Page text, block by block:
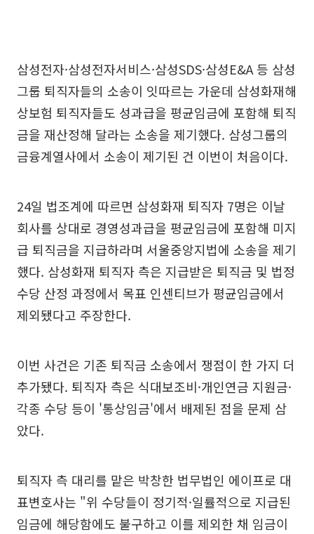
삼성전자·삼성전자서비스·삼성SDS·삼성E&A 등 삼성
그룹 퇴직자들의 소송이 잇따르는 가운데 삼성화재해
상보험 퇴직자들도 성과급을 평균임금에 포함해 퇴직
금을 재산정해 달라는 소송을 제기했다. 삼성그룹의
금융계열사에서 소송이 제기된 건 이번이 처음이다.
24일 법조계에 따르면 삼성화재 퇴직자 7명은 이날
회사를 상대로 경영성과급을 평균임금에 포함해 미지
급 퇴직금을 지급하라며 서울중앙지법에 소송을 제기
했다. 삼성화재 퇴직자 측은 지급받은 퇴직금 및 법정
수당 산정 과정에서 목표 인센티브가 평균임금에서
제외됐다고 주장한다.
이번 사건은 기존 퇴직금 소송에서 쟁점이 한 가지 더
추가됐다. 퇴직자 측은 식대보조비·개인연금 지원금·
각종 수당 등이 '통상임금'에서 배제된 점을 문제 삼
았다.
퇴직자 측 대리를 맡은 박창한 법무법인 에이프로 대
표변호사는 "위 수당들이 정기적·일률적으로 지급된
임금에 해당함에도 불구하고 이를 제외한 채 임금이